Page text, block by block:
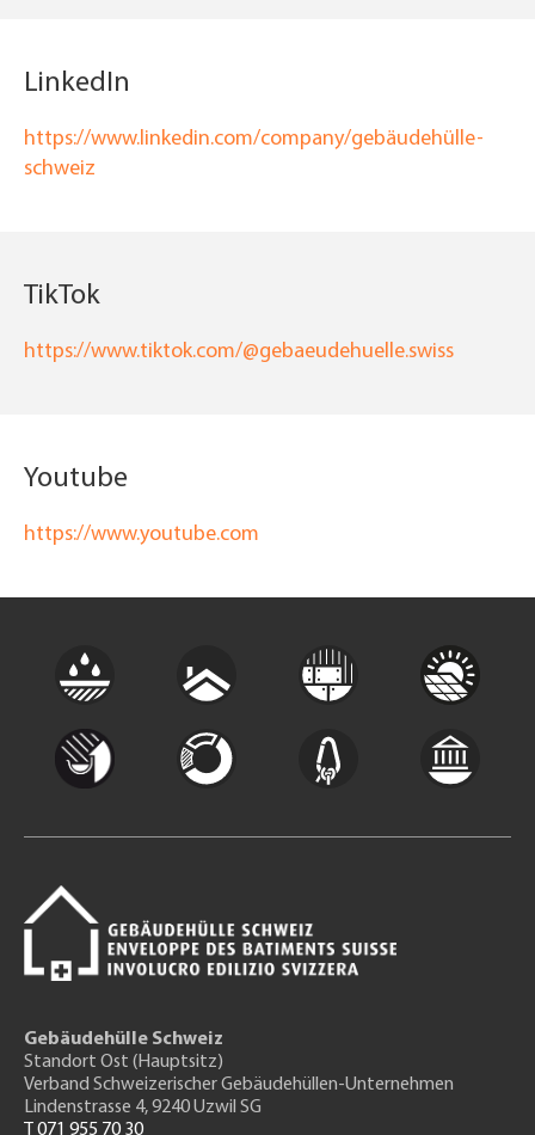
LinkedIn
https://www.linkedin.com/company/gebäudehülle-
schweiz
TikTok
https://www.tiktok.com/@gebaeudehuelle.swiss
Youtube
https://www.youtube.com
Gebäudehülle Schweiz
Standort Ost (Hauptsitz)
Verband Schweizerischer Gebäudehüllen-Unternehmen
Lindenstrasse 4, 9240 Uzwil SG
T 071 955 70 30